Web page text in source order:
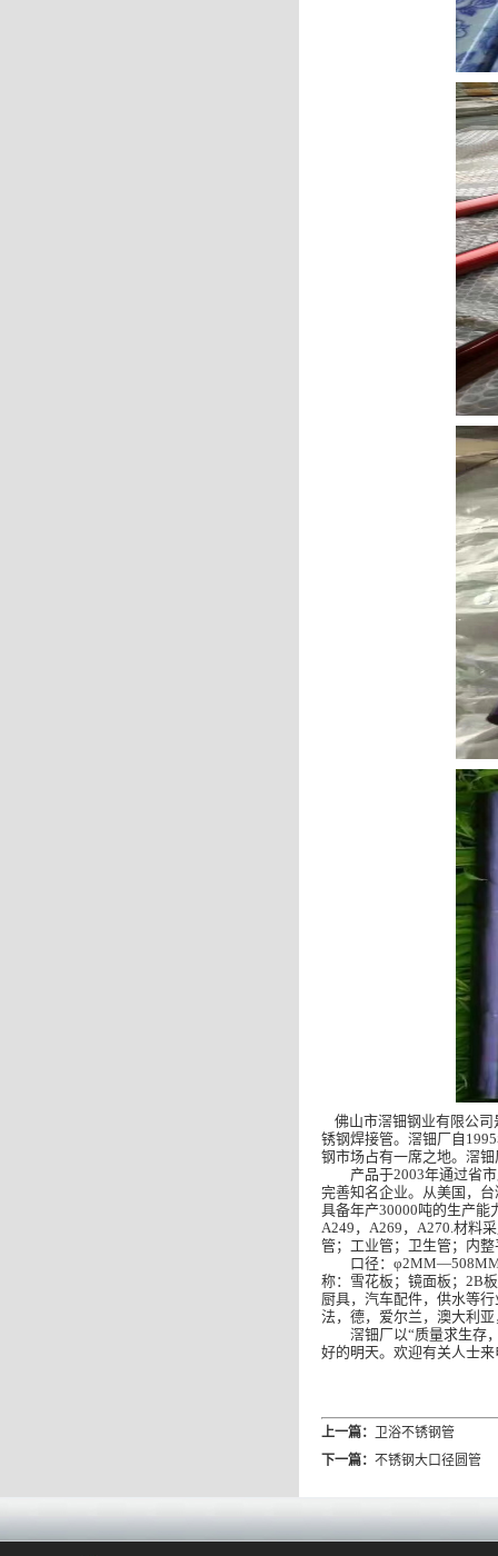
佛山市滘钿钢业有限公司
锈钢焊接管。 滘钿厂自 1995
钢市场占有一席之地。 滘钿
产品于2003年通过省
完善知名企业。从美国，
具备年产30000吨的生产能
A249 ， A269 ， A270.材料
管；工业管；卫生管；内
口径：
称：雪花板；镜面板； 2B
厨具，汽车配件，供水等
法，德，爱尔兰，澳大利
滘钿厂以“质量求生存
好的明天。欢迎有关人士
上一篇：
卫浴不锈钢管
下一篇： 不锈钢大口径圆管